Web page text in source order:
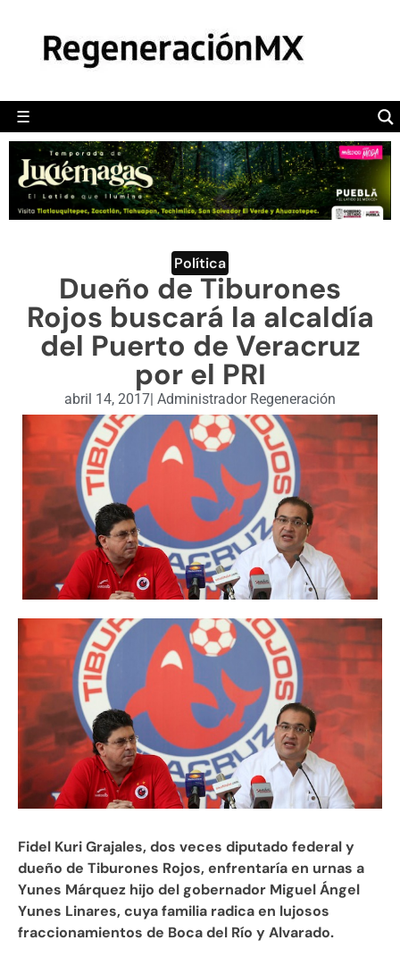
☰
POLÍTICA
CAMALEÓN
OPINIÓN
DEPORTES
ENGLISH SECTION
VIDEOS
Política
Dueño de Tiburones
Rojos buscará la alcaldía
del Puerto de Veracruz
por el PRI
abril 14, 2017| Administrador Regeneración
Fidel Kuri Grajales, dos veces diputado federal y
dueño de Tiburones Rojos, enfrentaría en urnas a
Yunes Márquez hijo del gobernador Miguel Ángel
Yunes Linares, cuya familia radica en lujosos
fraccionamientos de Boca del Río y Alvarado.